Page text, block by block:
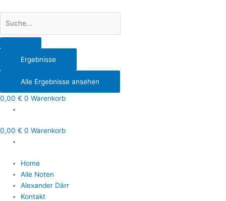
Ergebnisse
Alle Ergebnisse ansehen
0,00 € 0 Warenkorb
0,00 € 0 Warenkorb
Home
Alle Noten
Alexander Därr
Kontakt